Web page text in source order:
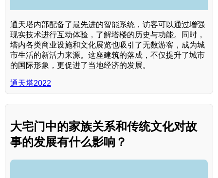
通天塔内部配备了最先进的智能系统，访客可以通过增强
现实技术进行互动体验，了解塔楼的历史与功能。同时，
塔内各类商业设施和文化展览也吸引了无数游客，成为城
市生活的新活力来源。这座建筑的落成，不仅提升了城市
的国际形象，更促进了当地经济的发展。
通天塔2022
大宅门中的家族关系和传统文化对故
事的发展有什么影响？